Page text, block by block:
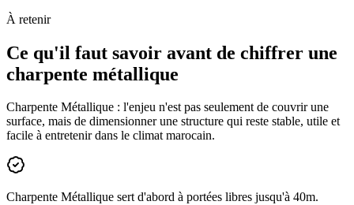
À retenir
Ce qu'il faut savoir avant de chiffrer une
charpente métallique
Charpente Métallique : l'enjeu n'est pas seulement de couvrir une
surface, mais de dimensionner une structure qui reste stable, utile et
facile à entretenir dans le climat marocain.
Charpente Métallique sert d'abord à portées libres jusqu'à 40m.